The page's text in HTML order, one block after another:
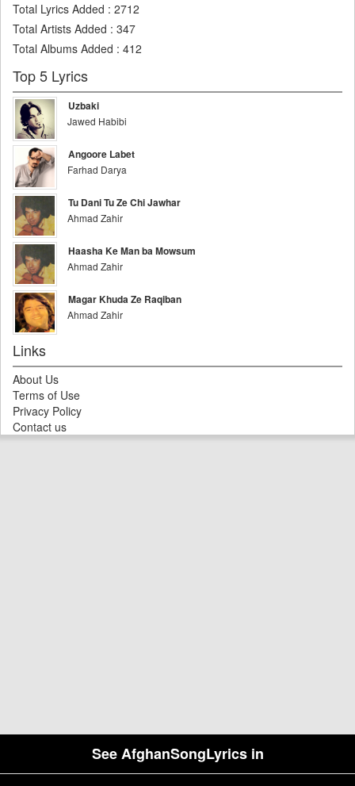
See AfghanSongLyrics in
Total Lyrics Added : 2712
Total Artists Added : 347
Total Albums Added : 412
Top 5 Lyrics
Uzbaki
Jawed Habibi
Angoore Labet
Farhad Darya
Tu Dani Tu Ze Chi Jawhar
Ahmad Zahir
Haasha Ke Man ba Mowsum
Ahmad Zahir
Magar Khuda Ze Raqiban
Ahmad Zahir
Links
About Us
Terms of Use
Privacy Policy
Contact us